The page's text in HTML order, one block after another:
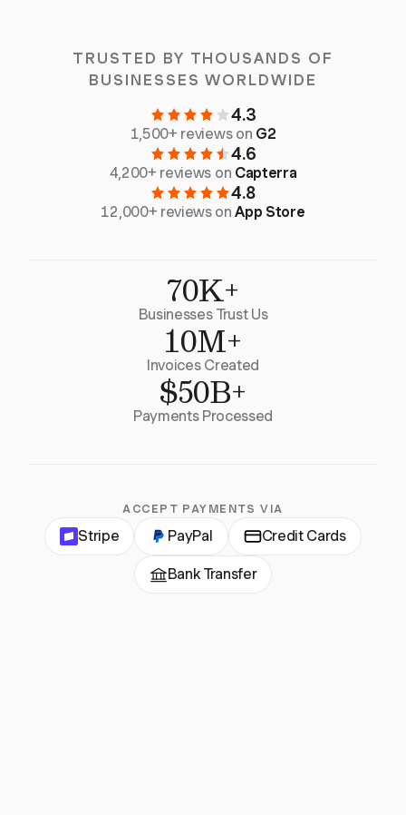
TRUSTED BY THOUSANDS OF
BUSINESSES WORLDWIDE
4.3
1,500+ reviews on G2
4.6
4,200+ reviews on Capterra
4.8
12,000+ reviews onApp Store
70K+
Businesses Trust Us
10M+
Invoices Created
$50B+
Payments Processed
ACCEPT PAYMENTS VIA
Stripe PayPal Credit Cards
Bank Transfer